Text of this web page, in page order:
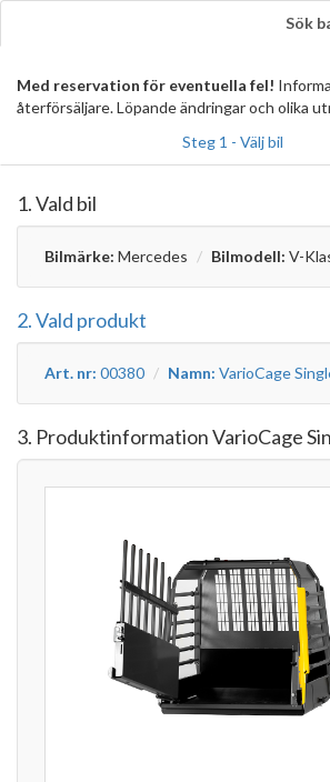
Sök
Med reservation för eventuella fel!
återförsäljare. Löpande ändringar och olika
Steg 1 - Välj bil
1. Vald bil
Bilmärke: Mercedes Bilmodell: V-
2. Vald produkt
Art. nr: 00380 Namn: VarioCage
3. Produktinformation VarioCage